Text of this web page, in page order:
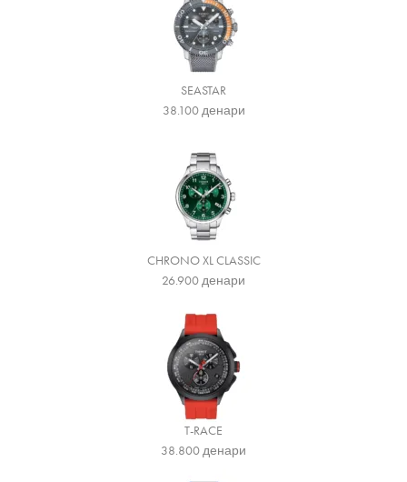
SEASTAR
38.100денари
CHRONO XL CLASSIC
26.900денари
T-RACE
38.800денари